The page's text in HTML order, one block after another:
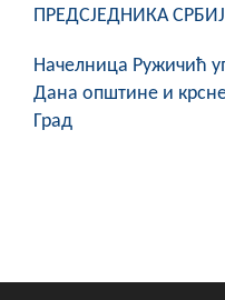
ПРЕДСЈЕДНИКА
Начелница Ружичић
Дана општине и
Град